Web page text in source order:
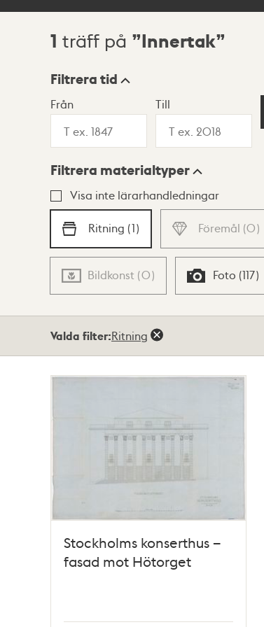
Sökresultat
1 träff på Innertak
Visningsläge
Lista Karta
Filtrera tid
Från Till
Filtrera materialtyper
Visa inte lärarhandledningar
Ritning (1) Föremål (0)
Bildkonst (0) Foto (117)
Valda filter:Ritning
Stockholms konserthus –
fasad mot Hötorget